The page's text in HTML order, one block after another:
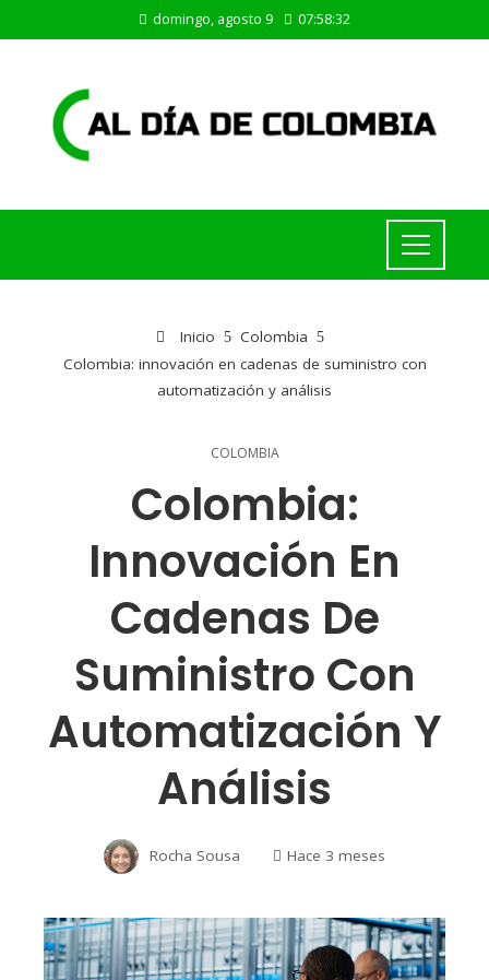
domingo, agosto 9 07:58:33
Inicio
Colombia
Colombia: innovación en cadenas de suministro con
automatización y análisis
COLOMBIA
Colombia:
Innovación En
Cadenas De
Suministro Con
Automatización Y
Análisis
Rocha Sousa Hace 3 meses